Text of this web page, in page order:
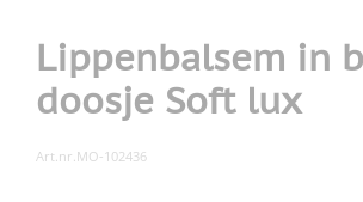
Lippenbalsem in
doosje Soft lux
Art.nr. MO-102436